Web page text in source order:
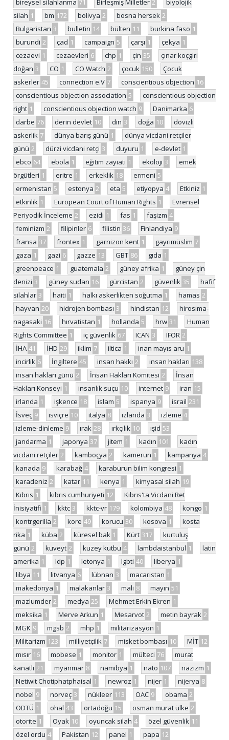
bireysel silahlanma 71 Birleşmiş Milletler 2
biyolojik
silah 1 bm 172 bolivya 2 bosna hersek 2
Bulgaristan 3 bulletin 14 bülten 11 burkina faso 1
burundi 2 çad 1 campaign 5 çarşı 1 çekya 1
cezaevi 1 cezaevleri 6 chp 1 çin 35
çınar koçgiri
doğan 3 CO 1 CO Watch 2 çocuk 150
Çocuk
askerler 45 connection e.V 7 conscientious objection 16
conscientious objection association 5
conscientious objection
right 1 conscientious objection watch 9 Danimarka 6
darbe 76 derin devlet 10 din 3 doğa 10
dövizli
askerlik 7 dünya barış günü 1
dünya vicdani retçiler
günü 2 dürzi vicdani retçi 3 duyuru 1 e-devlet 1
ebco 64 ebola 1 eğitim zayiatı 1 ekoloji 3
emek
örgütleri 1 eritre 1 erkeklik 18 ermeni 5
ermenistan 5 estonya 2 eta 5 etiyopya 4 Etkiniz 1
etkinlik 1 European Court of Human Rights 1
Evrensel
Periyodik İnceleme 2 ezidi 1 fas 1 faşizm 4
feminizm 2 filipinler 6 filistin 36 Finlandiya 9
fransa 37 frontex 1 garnizon kent 1 gayrimüslim 7
gaza 1 gazi 6 gazze 13 GBT 86 gıda 1
greenpeace 1 guatemala 2 güney afrika 1
güney çin
denizi 3 güney sudan 16 gürcistan 2 güvenlik 35
hafif
silahlar 3 haiti 1 halkı askerlikten soğutma 1 hamas 2
hayvan 20 hidrojen bombası 3 hindistan 12
hirosima-
nagasaki 16 hırvatistan 1 hollanda 5 hrw 31
Human
Rights Committee 1 iç güvenlik 67 ICAN 3 IFOR 2
İHA 41 İHD 29 iklim 7 iltica 1 inan mayıs aru 1
incirlik 6 İngiltere 45 insan hakkı 2 insan hakları 138
insan hakları günü 2 İnsan Hakları Komitesi 2
İnsan
Hakları Konseyi 1 insanlık suçu 10 internet 9 iran 15
irlanda 1 işkence 18 islam 5 ispanya 9 israil 231
İsveç 9 isviçre 10 italya 8 izlanda 3 izleme 4
izleme-dinleme 9 ırak 28 ırkçılık 10 ışid 53
jandarma 1 japonya 37 jitem 1 kadın 101
kadın
vicdani retçiler 2 kamboçya 2 kamerun 1 kampanya 4
kanada 9 karabağ 4 karaburun bilim kongresi 1
karadeniz 2 katar 11 kenya 1 kimyasal silah 19
Kıbrıs 1 kıbrıs cumhuriyeti 12
Kıbrıs'ta Vicdani Ret
İnisiyatifi 1 kktc 3 kktc-vr 179 kolombiya 48 kongo 1
kontrgerilla 2 kore 49 korucu 30 kosova 1
kosta
rika 1 küba 2 küresel bak 1 Kürt 317
kurtuluş
günü 2 kuveyt 2 kuzey kutbu 4 lambdaistanbul 1
latin
amerika 1 ldp 1 letonya 1 lgbti 40 liberya 1
libya 11 litvanya 6 lübnan 3 macaristan 1
makedonya 1 malakanlar 3 mali 8 mayın 51
mazlumder 2 medya 25 Mehmet Erkin Ekren 1
meksika 1 Merve Arkun 1 Mesarvot 2 metin bayrak 2
MGK 9 mgsb 2 mhp 1 militarizasyon 1
Militarizm 123 milliyetçilik 7 misket bombası 10 MİT 12
mısır 16 mobese 1 monitor 1 mülteci 76
murat
kanatlı 21 myanmar 8 namibya 1 nato 107 nazizm 1
Netiwit Chotiphatphaisal 1 newroz 1 nijer 1 nijerya 8
nobel 9 norveç 3 nükleer 113 OAC 9 obama 2
ODTÜ 1 ohal 43 ortadoğu 15 osman murat ülke 2
otorite 1 Oyak 10 oyuncak silah 4 özel güvenlik 11
özel ordu 4 Pakistan 12 panel 1 papa 12